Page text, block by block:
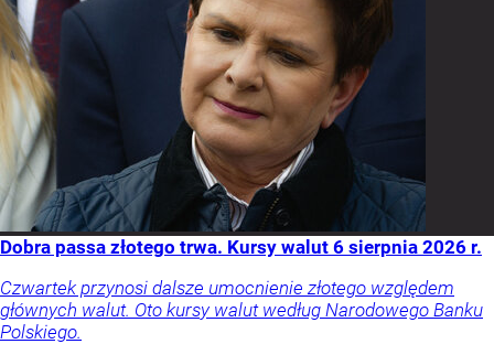
Dobra passa złotego trwa. Kursy walut 6 sierpnia 2026 r.
Czwartek przynosi dalsze umocnienie złotego względem
głównych walut. Oto kursy walut według Narodowego Banku
Polskiego.